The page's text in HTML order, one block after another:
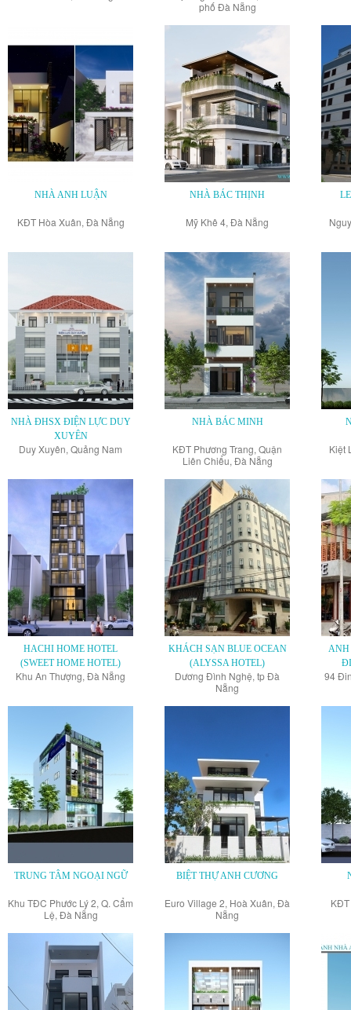
phố Đà Nẵng
NHÀ ANH LUẬN
KĐT Hòa Xuân, Đà Nẵng
NHÀ BÁC THỊNH
Mỹ Khê 4, Đà Nẵng
NHÀ ĐHSX ĐIỆN LỰC DUY
XUYÊN
Duy Xuyên, Quảng Nam
NHÀ BÁC MINH
KĐT Phương Trang, Quận
Liên Chiểu, Đà Nẵng
Kiệt
HACHI HOME HOTEL
(SWEET HOME HOTEL)
Khu An Thượng, Đà Nẵng
KHÁCH SẠN BLUE OCEAN
(ALYSSA HOTEL)
Dương Đình Nghệ, tp Đà
Nẵng
ANH
94
TRUNG TÂM NGOẠI NGỮ
Khu TĐC Phước Lý 2, Q. Cẩm
Lệ, Đà Nẵng
BIỆT THỰ ANH CƯƠNG
Euro Village 2, Hoà Xuân, Đà
Nẵng